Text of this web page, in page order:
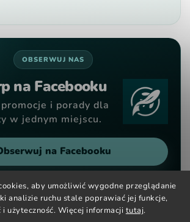
aby umożliwić wygodne przeglądanie
analizie ruchu stale poprawiać jej funkcje,
użyteczność. Więcej informacji tutaj.
OBSERWUJ NAS
na Facebooku
i porady dla
w jednym miejscu.
na Facebooku
Big Carp. Wszystkie prawa zastrzeżone.